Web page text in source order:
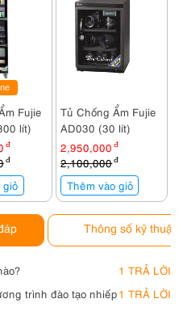
Fujie
lít)
đ
đ
giỏ
Tủ Chống Ẩm Fujie
AD030 (30 lít)
2,950,000 đ
2,100,000đ
Thêm vào giỏ
Thông số kỹ thuật
1 TRẢ LỜI
trình đào tạo nhiếp1 TRẢ LỜI